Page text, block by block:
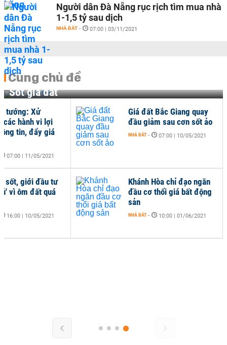
Người dân Đà Nẵng rục rịch tìm mua nhà
1-1,5 tỷ sau dịch
NHÀ ĐẤT - 07:00 | 03/11/2021
Cùng chủ đề
Sốt giá đất
Khánh Hòa chỉ đạo ngăn
đầu cơ thổi giá bất động
sản
NHÀ ĐẤT - 10:00 | 01/06/2021
tướng: Xử
các hành vi lợi
tin, đẩy giá
07:00 | 11/05/2021
sốt, giới đầu tư
vì ôm đất quá
16:00 | 10/05/2021
Giá đất Bắc Giang quay
đầu giảm sau cơn sốt ảo
NHÀ ĐẤT - 07:00 | 10/05/2021